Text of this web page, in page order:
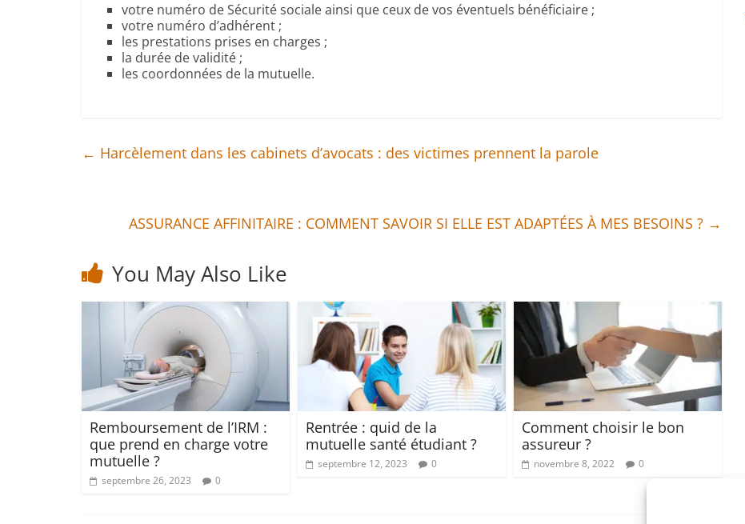
votre numéro de Sécurité sociale ainsi que ceux de vos éventuels bénéficiaire ;
votre numéro d’adhérent ;
les prestations prises en charges ;
la durée de validité ;
les coordonnées de la mutuelle.
← Harcèlement dans les cabinets d’avocats : des victimes prennent la parole
ASSURANCE AFFINITAIRE : COMMENT SAVOIR SI ELLE EST ADAPTÉES À MES BESOINS ? →
You May Also Like
Remboursement de l’IRM :
que prend en charge votre
mutuelle ?
septembre 26, 2023 0
Rentrée : quid de la
mutuelle santé étudiant ?
septembre 12, 2023 0
Comment choisir le bon
assureur ?
novembre 8, 2022 0